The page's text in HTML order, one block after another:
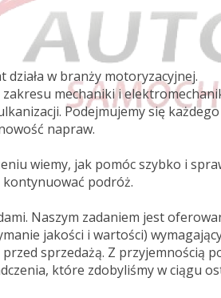
w branży motoryzacyjnej.
zakresu mechaniki i
Podejmujemy się
napraw.
wiemy, jak pomóc szybko i
podróż.
Naszym zadaniem jest
jakości i wartości)
sprzedażą. Z przyjemnością
które zdobyliśmy w ciągu